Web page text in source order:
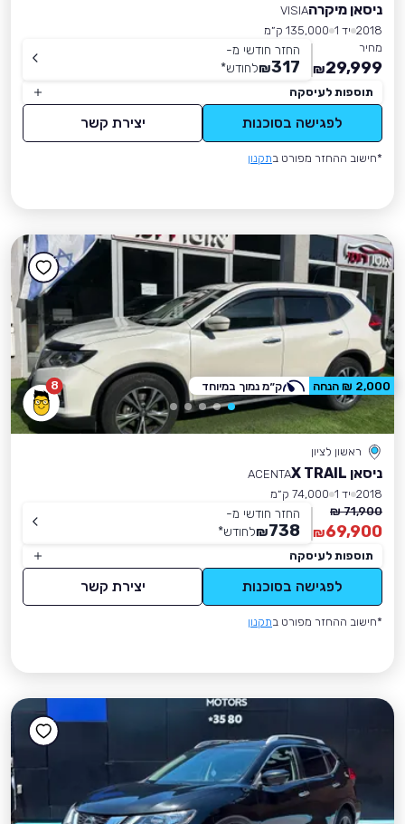
ניסאן מיקרהVISIA
2018 יד 1
135,000 ק״מ
מחיר
29,999
₪
החזר חודשי מ-
317
₪לחודש*
תוספות לעיסקה
לפגישה בסוכנות יצירת קשר
*חישוב ההחזר מפורט בתקנון
8
ראשון לציון
ניסאן X TRAIL
ACENTA
2018 יד 1
74,000 ק״מ
71,900 ₪
69,900
₪
החזר חודשי מ-
738
₪לחודש*
תוספות לעיסקה
לפגישה בסוכנות יצירת קשר
*חישוב ההחזר מפורט בתקנון
2,000 ₪ הנחה ק״מ נמוך במיוחד